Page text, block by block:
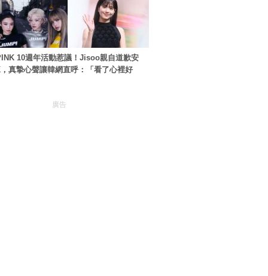
10週年活動惹議！Jisoo親自道歉安
真摯心聲讓韓網直呼：「看了心裡好
廣告